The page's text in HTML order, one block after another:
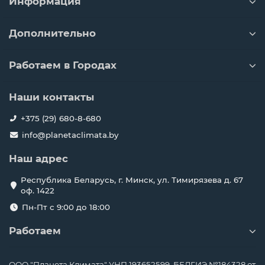
Дополнительно
Работаем в Городах
Наши контакты
+375 (29) 680-8-680
info@planetaclimata.by
Наш адрес
Республика Беларусь, г. Минск, ул. Тимирязева д. 67
оф. 1422
Пн-Пт с 9:00 до 18:00
Работаем